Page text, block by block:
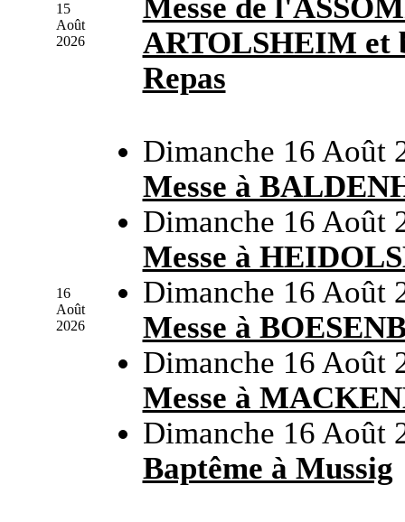
15
Août
2026
Messe de
ARTOLSHEIM et
Repas
16
Août
2026
Dimanche 16 Août
Messe à
Dimanche 16 Août
Messe à
Dimanche 16 Août
Messe à
Dimanche 16 Août
Messe à
Dimanche 16 Août
Baptême à Mussig